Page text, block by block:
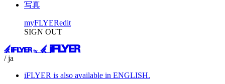
写真
myFLYERedit
SIGN OUT
/ ja
iFLYER is also available in ENGLISH.